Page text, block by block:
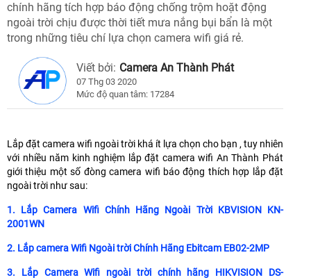
chính hãng tích hợp báo động chống trộm hoặt động
ngoài trời chịu được thời tiết mưa nắng bụi bẩn là một
trong những tiêu chí lựa chọn camera wifi giá rẻ.
Viết bởi: Camera An Thành Phát
07 Thg 03 2020
Mức độ quan tâm: 17284
Lắp đặt camera wifi ngoài trời khá ít lựa chọn cho bạn , tuy nhiên
với nhiều năm kinh nghiệm lắp đặt camera wifi An Thành Phát
giới thiệu một số đòng camera wifi báo động thích hợp lắp đặt
ngoài trời như sau:
1. Lắp Camera Wifi Chính Hãng Ngoài Trời KBVISION KN-
2001WN
2. Lắp camera Wifi Ngoài trời Chính Hãng Ebitcam EB02-2MP
3. Lắp Camera Wifi ngoài trời chính hãng HIKVISION DS-